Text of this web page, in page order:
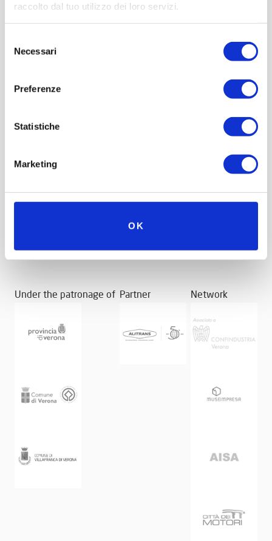
raccolto dal tuo utilizzo dei loro servizi.
delNecessari
Preferenze
Statistiche
Marketing
OK
Under the patronage of Partner Network